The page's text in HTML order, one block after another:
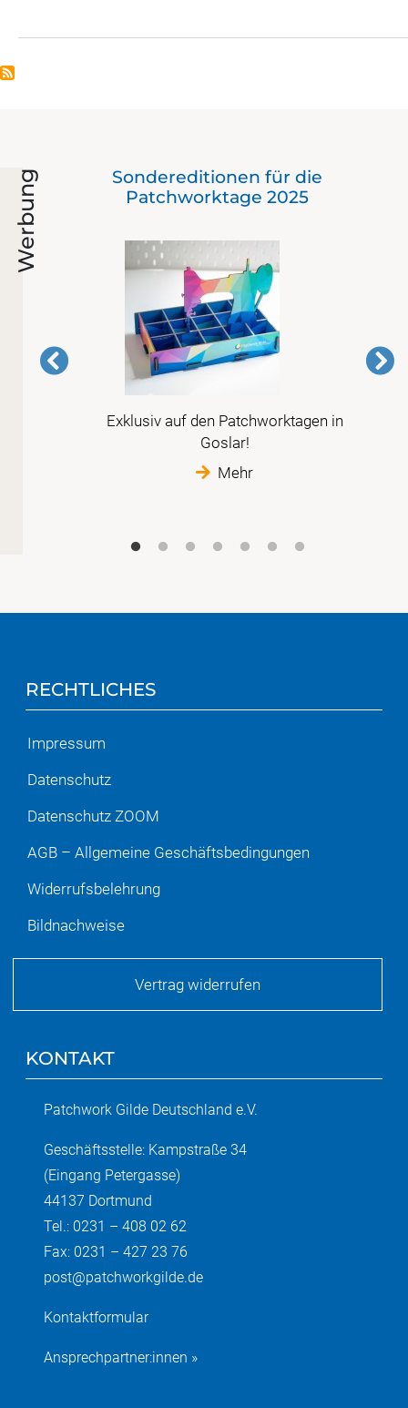
Werbung
bis
Sondereditionen für die
Patchworktage 2025
Exklusiv auf den Patchworktagen in
Goslar!
Mehr
RECHTLICHES
Impressum
Datenschutz
Datenschutz ZOOM
AGB – Allgemeine Geschäftsbedingungen
Widerrufsbelehrung
Bildnachweise
Vertrag widerrufen
KONTAKT
Patchwork Gilde Deutschland e.V.
Geschäftsstelle: Kampstraße 34
(Eingang Petergasse)
44137 Dortmund
Tel.: 0231 – 408 02 62
Fax: 0231 – 427 23 76
post@patchworkgilde.de
Kontaktformular
Ansprechpartner:innen »